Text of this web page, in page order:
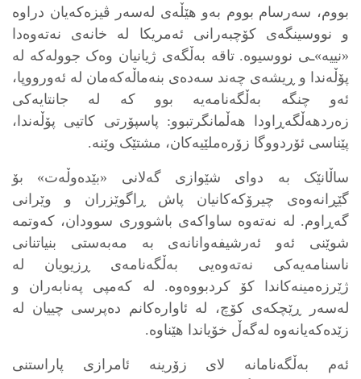
بووم، سەرسام بووم بەو هێڵەی لەسەر ڤیزەکەیان دراوە
و نووسینگەی کۆچبەرانی ئەمریکا لە خانەی نەتەوەدا
«نییە»ـی نووسیوە. تاقە بەڵگەی ژیانیان وەک جوولەکە لە
پۆڵەندا و ڕیشەی چەند سەدەی بنەماڵەکەمان لە ئەورووپا،
ئەو چنگە بەڵگەنامەیە بوو کە لە جانتایەکی
زەردهەڵگەڕاودا هەڵمانگرتبوو: پاسپۆرتی کاتیی پۆڵەندا،
پێناسی ئۆردووگا زۆرەملێیەکان، مشتێک وێنە.
ساڵانێک بە دوای شێوازی گەلانی «بێدەوڵەت» بۆ
گێڕانەوەی چیرۆکەکانیان پاش ڕاگوێزران و وێرانی
گەڕاوم. لە نەتەوە ساواکەی باشووری سوودان، کەوتمە
شوێنی ئەو ئەرشیفەوانانەی بە مەبەستی بنیاتنانی
ناسنامەیەکی نەتەوەیی بەڵگەنامەی ڕزیویان لە
ژێرزەمینەکاندا کۆ کردبووەوە. لە کەمپی پەنابەران و
لەسەر ڕێچکەی کۆچ، لە ئاوارەکانم دەپرسی چییان لە
زێدەکەیانەوە لەگەڵ خۆیاندا هێناوە.
ئەم بەڵگەنامانە لای زۆرینە ئامرازی پاراستنی